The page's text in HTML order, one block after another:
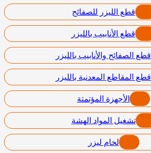
قطع الليزر للصفائح
قطع الأنابيب بالليزر
قطع الصفائح والأنابيب بالليزر
قطع المقاطع المعدنية بالليزر
الأجهزة المؤتمتة
تشغيل المواد الهشة
لحام ليزر